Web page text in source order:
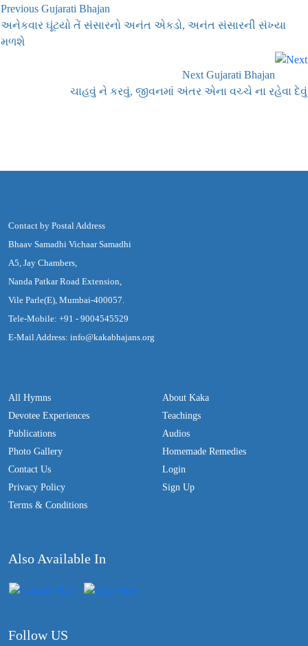
Previous Gujarati Bhajan
અનેકવાર ઘૂંટયો તેં સંસારનો અનંત એકડો, અનંત સંસારની સંખ્યા
મળશે
Next Gujarati Bhajan
ચાહવું ને કરવું, જીવનમાં અંતર એના વચ્ચે ના રહેવા દેવું
Contact by Postal Address
Bhaav Samadhi Vichaar Samadhi
A5, Jay Chambers,
Nanda Patkar Road Extension,
Vile Parle(E), Mumbai-400057.
Tele-Mobile: +91 - 9004545529
E-Mail Address: info@kakabhajans.org
All Hymns
Devotee Experiences
Publications
Photo Gallery
Contact Us
Privacy Policy
Terms & Conditions
About Kaka
Teachings
Audios
Homemade Remedies
Login
Sign Up
Also Available In
Follow US